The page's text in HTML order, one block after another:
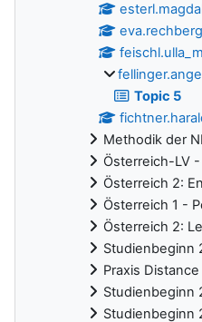
Topic 5
Methodik der
Österreich-LV
Österreich 2:
Österreich 1 -
Österreich 2:
Studienbeginn
Praxis
Studienbeginn
Studienbeginn